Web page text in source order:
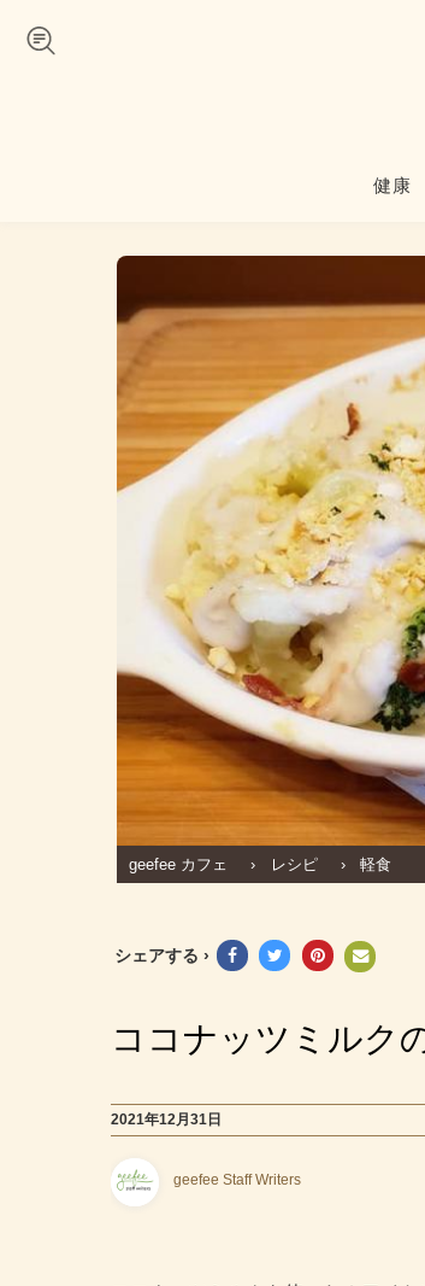
健康
geefee カフェ › レシピ › 軽食
シェアする ›
ココナッツミルク
2021年12月31日
geefee Staff Writers